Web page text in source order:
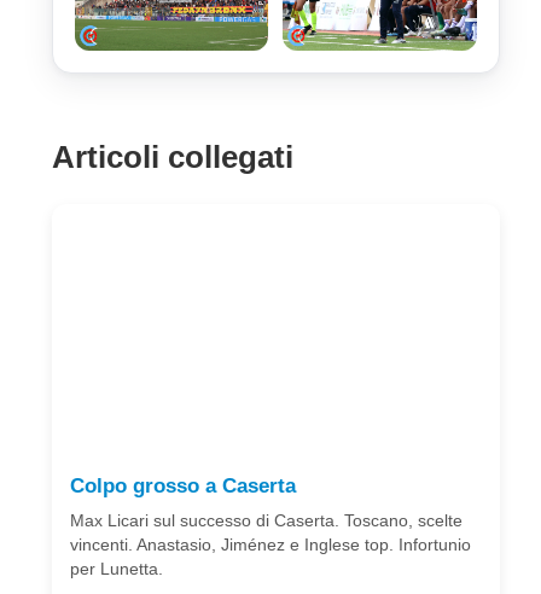
Articoli collegati
Colpo grosso a Caserta
Max Licari sul successo di Caserta. Toscano, scelte
vincenti. Anastasio, Jiménez e Inglese top. Infortunio
per Lunetta.